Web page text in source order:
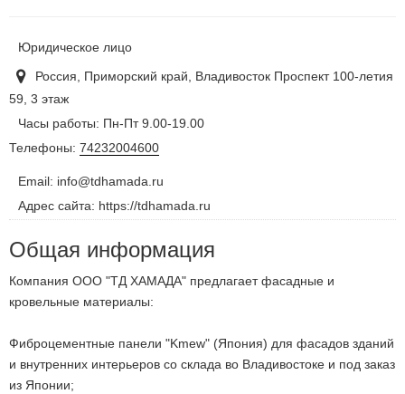
Юридическое лицо
Россия, Приморский край, Владивосток Проспект 100-летия
59, 3 этаж
Часы работы: Пн-Пт 9.00-19.00
Телефоны: 74232004600
Email: info@tdhamada.ru
Адрес сайта: https://tdhamada.ru
Общая информация
Компания ООО "ТД ХАМАДА" предлагает фасадные и
кровельные материалы:
Фиброцементные панели "Kmew" (Япония) для фасадов зданий
и внутренних интерьеров со склада во Владивостоке и под заказ
из Японии;